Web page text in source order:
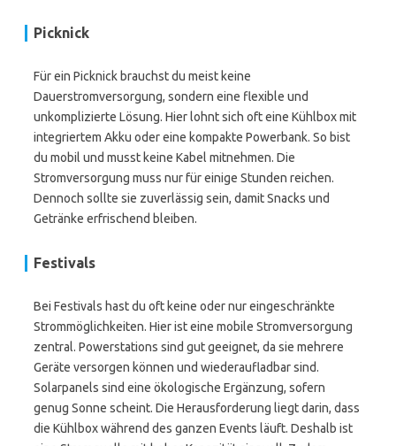
Picknick
Für ein Picknick brauchst du meist keine
Dauerstromversorgung, sondern eine flexible und
unkomplizierte Lösung. Hier lohnt sich oft eine Kühlbox mit
integriertem Akku oder eine kompakte Powerbank. So bist
du mobil und musst keine Kabel mitnehmen. Die
Stromversorgung muss nur für einige Stunden reichen.
Dennoch sollte sie zuverlässig sein, damit Snacks und
Getränke erfrischend bleiben.
Festivals
Bei Festivals hast du oft keine oder nur eingeschränkte
Strommöglichkeiten. Hier ist eine mobile Stromversorgung
zentral. Powerstations sind gut geeignet, da sie mehrere
Geräte versorgen können und wiederaufladbar sind.
Solarpanels sind eine ökologische Ergänzung, sofern
genug Sonne scheint. Die Herausforderung liegt darin, dass
die Kühlbox während des ganzen Events läuft. Deshalb ist